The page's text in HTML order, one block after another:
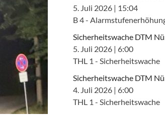
5. Juli 2026 | 15:04
B 4 -
Sicherheitswache DTM
5. Juli 2026 | 6:00
THL 1 - Sicherheitswache
Sicherheitswache DTM
4. Juli 2026 | 6:00
THL 1 - Sicherheitswache